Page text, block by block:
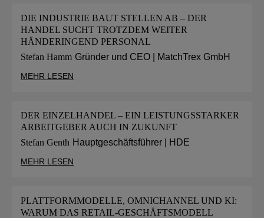
DIE INDUSTRIE BAUT STELLEN AB – DER
HANDEL SUCHT TROTZDEM WEITER
HÄNDERINGEND PERSONAL
Stefan Hamm Gründer und CEO | MatchTrex GmbH
MEHR LESEN
DER EINZELHANDEL – EIN LEISTUNGSSTARKER
ARBEITGEBER AUCH IN ZUKUNFT
Stefan Genth Hauptgeschäftsführer | HDE
MEHR LESEN
PLATTFORMMODELLE, OMNICHANNEL UND KI:
WARUM DAS RETAIL-GESCHÄFTSMODELL